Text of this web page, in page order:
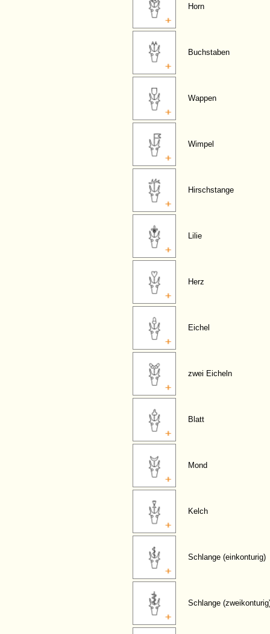
Horn
Buchstaben
Wappen
Wimpel
Hirschstange
Lilie
Herz
Eichel
zwei Eicheln
Blatt
Mond
Kelch
Schlange (einkonturig)
Schlange